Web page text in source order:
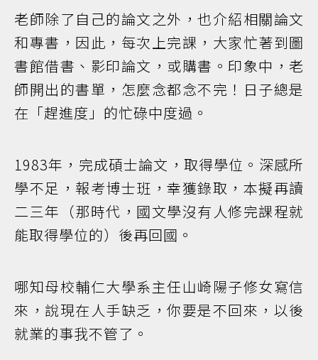
老師除了自己的論文之外，也介紹相關論文
和專書，因此，每次上完課，大家忙著到圖
書館借書、影印論文，或購書。印象中，老
師開出的書單，怎麼念都念不完！日子總是
在「趕進度」的忙碌中度過。
1983年，完成碩士論文，取得學位。深感所
學不足，報考博士班，幸獲錄取，本擬再讀
二三年（那時代，國文學沒有人修完課程就
能取得學位的）後再回國。
哪知母校輔仁大學系主任山崎陽子修女寫信
來，說現在人手缺乏，你要是不回來，以後
就業的事我不管了。